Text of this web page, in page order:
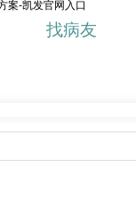
案-凯发官网入口
找病友